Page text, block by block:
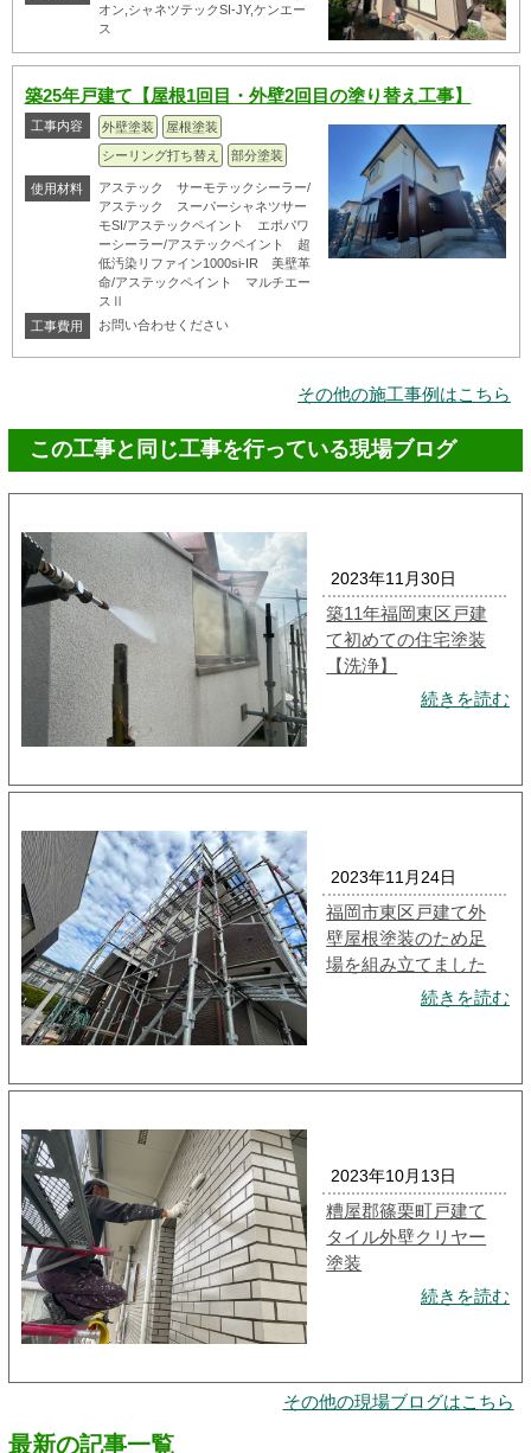
オン,シャネツテックSI-JY,ケンエー
ス
築25年戸建て【屋根1回目・外壁2回目の塗り替え工事】
工事内容 外壁塗装
屋根塗装
シーリング打ち替え
部分塗装
使用材料
アステック サーモテックシーラー/
アステック スーパーシャネツサー
モSI/アステックペイント エポパワ
ーシーラー/アステックペイント 超
低汚染リファイン1000si-IR 美壁革
命/アステックペイント マルチエー
スⅡ
工事費用
お問い合わせください
その他の施工事例はこちら
この工事と同じ工事を行っている現場ブログ
2023年11月30日
築11年福岡東区戸建
て初めての住宅塗装
【洗浄】
続きを読む
2023年11月24日
福岡市東区戸建て外
壁屋根塗装のため足
場を組み立てました
続きを読む
2023年10月13日
糟屋郡篠栗町戸建て
タイル外壁クリヤー
塗装
続きを読む
その他の現場ブログはこちら
最新の記事一覧